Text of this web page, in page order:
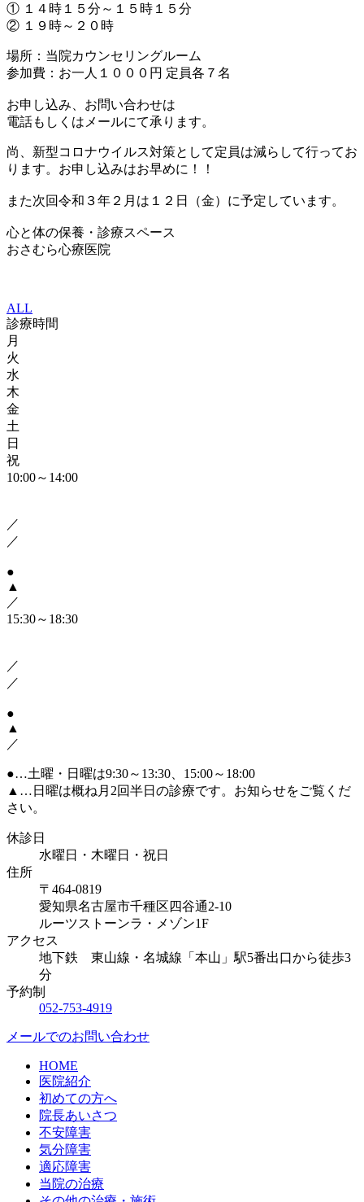
① １４時１５分～１５時１５分
② １９時～２０時
場所：当院カウンセリングルーム
参加費：お一人１０００円 定員各７名
お申し込み、お問い合わせは
電話もしくはメールにて承ります。
尚、新型コロナウイルス対策として定員は減らして行ってお
ります。お申し込みはお早めに！！
また次回令和３年２月は１２日（金）に予定しています。
心と体の保養・診療スペース
おさむら心療医院
ALL
診療時間
月
火
水
木
金
土
日
祝
10:00～14:00
／
／
●
▲
／
15:30～18:30
／
／
●
▲
／
●…土曜・日曜は9:30～13:30、15:00～18:00
▲ …日曜は概ね月2回半日の診療です。お知らせをご覧くだ
さい。
休診日
水曜日・木曜日・祝日
住所
〒464-0819
愛知県名古屋市千種区四谷通2-10
ルーツストーンラ・メゾン1F
アクセス
地下鉄 東山線・名城線「本山」駅5番出口から徒歩3
分
予約制
052-753-4919
メールでのお問い合わせ
HOME
医院紹介
初めての方へ
院長あいさつ
不安障害
気分障害
適応障害
当院の治療